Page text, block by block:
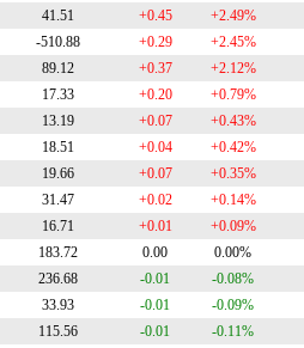
41.51 +0.45 +2.49%
-510.88 +0.29 +2.45%
89.12 +0.37 +2.12%
17.33 +0.20 +0.79%
13.19 +0.07 +0.43%
18.51 +0.04 +0.42%
19.66 +0.07 +0.35%
31.47 +0.02 +0.14%
16.71 +0.01 +0.09%
183.72 0.00 0.00%
236.68 -0.01 -0.08%
33.93 -0.01 -0.09%
115.56 -0.01 -0.11%